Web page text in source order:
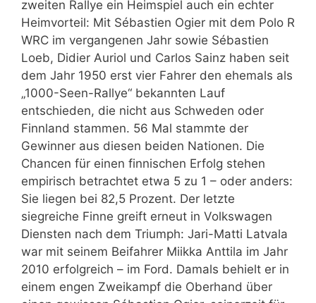
zweiten Rallye ein Heimspiel auch ein echter
Heimvorteil: Mit Sébastien Ogier mit dem Polo R
WRC im vergangenen Jahr sowie Sébastien
Loeb, Didier Auriol und Carlos Sainz haben seit
dem Jahr 1950 erst vier Fahrer den ehemals als
„1000-Seen-Rallye“ bekannten Lauf
entschieden, die nicht aus Schweden oder
Finnland stammen. 56 Mal stammte der
Gewinner aus diesen beiden Nationen. Die
Chancen für einen finnischen Erfolg stehen
empirisch betrachtet etwa 5 zu 1 – oder anders:
Sie liegen bei 82,5 Prozent. Der letzte
siegreiche Finne greift erneut in Volkswagen
Diensten nach dem Triumph: Jari-Matti Latvala
war mit seinem Beifahrer Miikka Anttila im Jahr
2010 erfolgreich – im Ford. Damals behielt er in
einem engen Zweikampf die Oberhand über